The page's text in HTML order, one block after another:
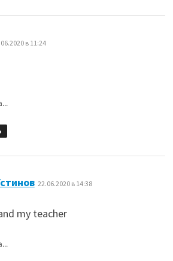
в 11:24
: 22.06.2020 в 14:38
my teacher